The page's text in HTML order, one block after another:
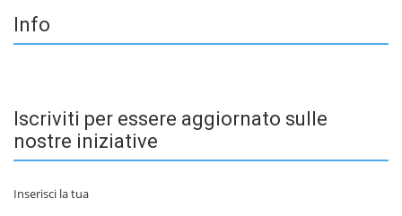
Info
Iscriviti per essere aggiornato sulle
nostre iniziative
Inserisci la tua